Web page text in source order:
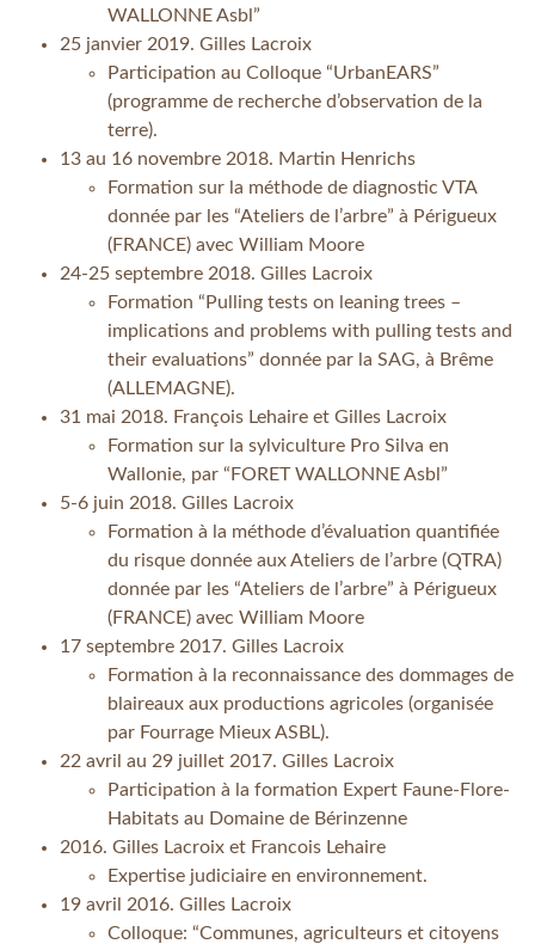
WALLONNE Asbl”
25 janvier 2019. Gilles Lacroix
Participation au Colloque “UrbanEARS”
(programme de recherche d’observation de la
terre).
13 au 16 novembre 2018. Martin Henrichs
Formation sur la méthode de diagnostic VTA
donnée par les “Ateliers de l’arbre” à Périgueux
(FRANCE) avec William Moore
24-25 septembre 2018. Gilles Lacroix
Formation “Pulling tests on leaning trees –
implications and problems with pulling tests and
their evaluations” donnée par la SAG, à Brême
(ALLEMAGNE).
31 mai 2018. François Lehaire et Gilles Lacroix
Formation sur la sylviculture Pro Silva en
Wallonie, par “FORET WALLONNE Asbl”
5-6 juin 2018. Gilles Lacroix
Formation à la méthode d’évaluation quantifiée
du risque donnée aux Ateliers de l’arbre (QTRA)
donnée par les “Ateliers de l’arbre” à Périgueux
(FRANCE) avec William Moore
17 septembre 2017. Gilles Lacroix
Formation à la reconnaissance des dommages de
blaireaux aux productions agricoles (organisée
par Fourrage Mieux ASBL).
22 avril au 29 juillet 2017. Gilles Lacroix
Participation à la formation Expert Faune-Flore-
Habitats au Domaine de Bérinzenne
2016. Gilles Lacroix et Francois Lehaire
Expertise judiciaire en environnement.
19 avril 2016. Gilles Lacroix
Colloque: “Communes, agriculteurs et citoyens